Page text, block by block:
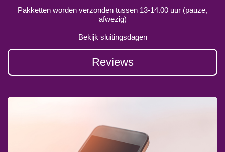
Pakketten worden verzonden tussen 13-14.00 uur (pauze,
afwezig)
Bekijk sluitingsdagen
Reviews